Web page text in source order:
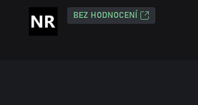
BEZ HODNOCENÍ